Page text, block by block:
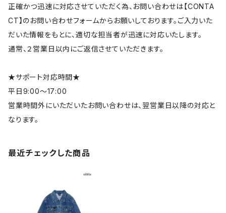
正確かつ迅速に対応させていただく為、お問い合わせは【CONTA
CT】のお問い合わせフォームからお願いしております。ご入力いた
だいた情報をもとに、適切な担当者が迅速に対応いたします。
通常、２営業日以内にご返信させていただきます。
★サポート対応時間★
平日9:00～17:00
営業時間外にいただいたお問い合わせは、翌営業日以降の対応と
なります。
最近チェックした商品